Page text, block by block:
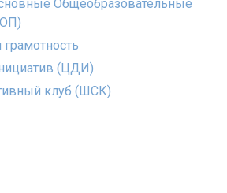
Общеобразовательные
(ЦДИ)
клуб (ШСК)